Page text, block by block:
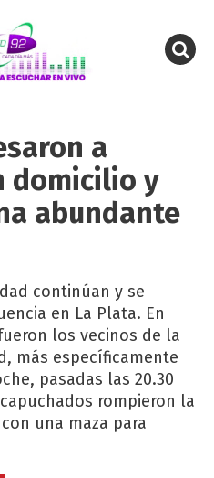
a
domicilio y
abundante
continúan y se
en La Plata. En
los vecinos de la
más específicamente
pasadas las 20.30
rompieron la
una maza para